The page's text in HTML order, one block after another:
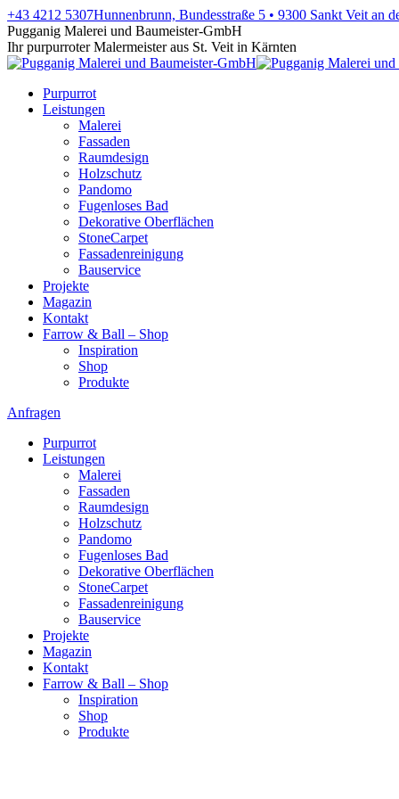
Zum
Inhalt
springen
+43 4212 5307Hunnenbrunn, Bundesstraße 5 • 9300 Sankt Veit an
Facebook
page
opens
new
window
X
page
opens
new
window
Instagram
page
opens
new
window
YouTube
page
opens
new
window
Pugganig Malerei und Baumeister-GmbH
Ihr purpurroter Malermeister aus St. Veit in Kärnten
Purpurrot
Leistungen
Malerei
Fassaden
Raumdesign
Holzschutz
Pandomo
Fugenloses Bad
Dekorative Oberflächen
StoneCarpet
Fassadenreinigung
Bauservice
Projekte
Magazin
Kontakt
Farrow & Ball – Shop
Inspiration
Shop
Produkte
Anfragen
Purpurrot
Leistungen
Malerei
Fassaden
Raumdesign
Holzschutz
Pandomo
Fugenloses Bad
Dekorative Oberflächen
StoneCarpet
Fassadenreinigung
Bauservice
Projekte
Magazin
Kontakt
Farrow & Ball – Shop
Inspiration
Shop
Produkte